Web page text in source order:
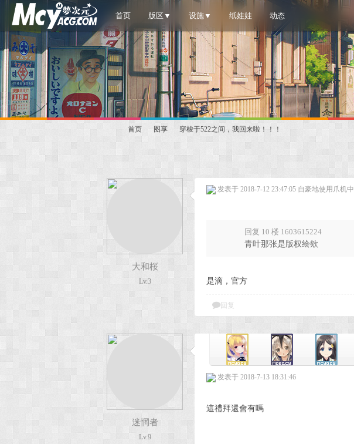
首页 版区▼ 设施▼ 纸娃娃 动态
梦
元
»
首页
›
图享
›
穿梭于522之间，我回来啦！！！
大和桜
Lv.3
发表于 2018-7-12 23:47:05 自豪地使用爪机中
回复 10 楼 1603615224
青叶那张是版权绘欸
是滴，官方
回复
迷惘者
Lv.9
发表于 2018-7-13 18:31:46
這禮拜還會有嗎